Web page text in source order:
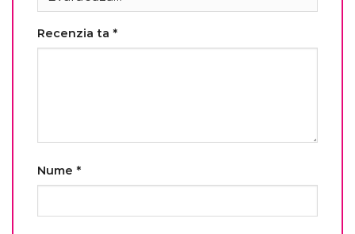
Recenzia ta *
Nume *